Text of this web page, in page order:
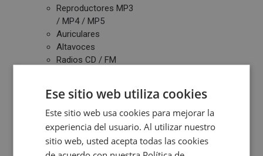
Reproductores MP3
/ MP4 / MP5
Auriculares
Altavoces
Radios CD / FM
Altavoces
Inalambricos
Equipos de Música
Relojes y Pulseras
Ese sitio web utiliza cookies
Este sitio web usa cookies para mejorar la
experiencia del usuario. Al utilizar nuestro
sitio web, usted acepta todas las cookies